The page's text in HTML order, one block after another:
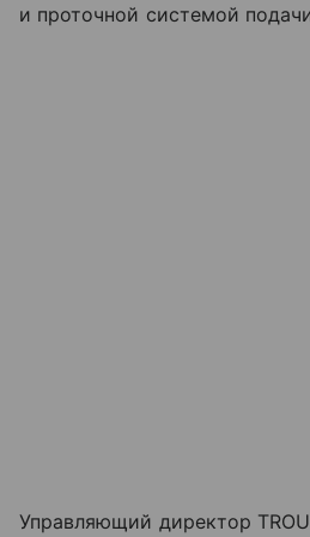
и проточной системой
Управляющий директор